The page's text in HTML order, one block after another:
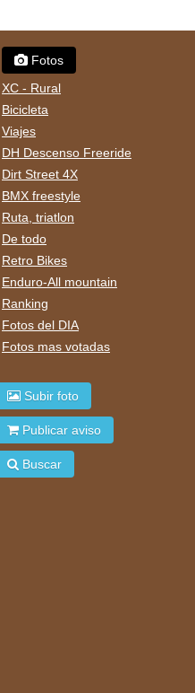
Fotos
XC - Rural
Bicicleta
Viajes
DH Descenso Freeride
Dirt Street 4X
BMX freestyle
Ruta, triatlon
De todo
Retro Bikes
Enduro-All mountain
Ranking
Fotos del DIA
Fotos mas votadas
Subir foto
Publicar aviso
Buscar